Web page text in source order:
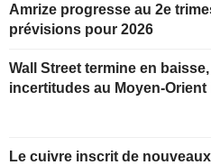
Amrize progresse au 2e
prévisions pour 2026
Wall Street termine en
incertitudes au Moyen-
Le cuivre inscrit de